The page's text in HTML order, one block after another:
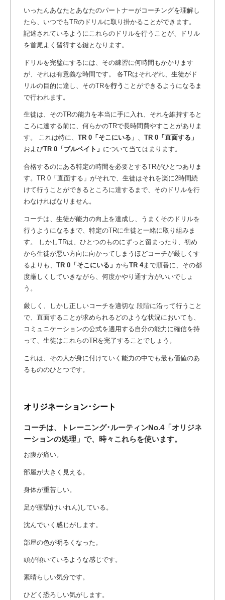
いったんあなたとあなたのパートナーがコーチングを理解し
たら、いつでもTRのドリルに取り掛かることができます。
記述されているようにこれらのドリルを行うことが、ドリル
を首尾よく習得する鍵となります。
ドリルを完璧にするには、その練習に何時間もかかります
が、それは有意義な時間です。 各TRはそれぞれ、生徒がド
リルの目的に達し、そのTRを行う ことができるようになるま
で行われます。
生徒は、そのTRの能力を本当に手に入れ、それを維持すると
ころに達する前に、何らかのTRで長時間費やすことがありま
す。 これは特に、 TR 0「そこにいる」 、 TR 0「直面する」
およびTR 0「ブルベイト」 について当てはまります。
合格するのにある特定の時間を必要とするTRがひとつありま
す。TR 0「直面する」がそれで、生徒はそれを楽に2時間続
けて行うことができるところに達するまで、そのドリルを行
わなければなりません。
コーチは、生徒が能力の向上を達成し、うまくそのドリルを
行うようになるまで、特定のTRに生徒と一緒に取り組みま
す。 しかしTRは、ひとつのものにずっと留まったり、初め
から生徒が悪い方向に向かってしまうほどコーチが厳しくす
るよりも、 TR 0「そこにいる」 からTR 4まで順番に、その都
度厳しくしていきながら、何度かやり通す方がいいでしょ
う。
厳しく、しかし正しいコーチを適切な 段階に沿って行うこと
で、直面することが求められるどのような状況においても、
コミュニケーションの公式を適用する自分の能力に確信を持
って、生徒はこれらのTRを完了することでしょう。
これは、その人が身に付けていく能力の中でも最も価値のあ
るもののひとつです。
オリジネーション･シート
コーチは、トレーニング･ルーティンNo.4「オリジネ
ーションの処理」 で、時々これらを使います。
お腹が痛い。
部屋が大きく見える。
身体が重苦しい。
足が痙攣(けいれん)している。
沈んでいく感じがします。
部屋の色が明るくなった。
頭が傾いているような感じです。
素晴らしい気分です。
ひどく恐ろしい気がします。